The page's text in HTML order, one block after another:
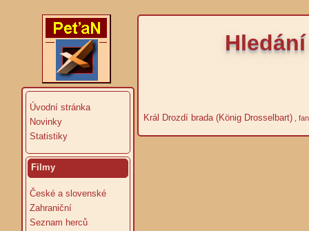
Úvodní stránka
Novinky
Statistiky
Filmy
České a slovenské
Zahraniční
Seznam herců
Král Drozdí brada (König Drosselbart) ,